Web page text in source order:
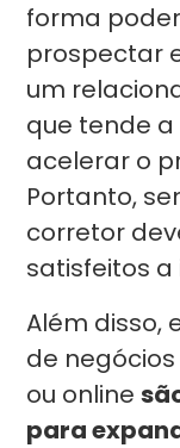
forma
prospectar
um
que tende a
acelerar o
Portanto,
corretor
satisfeitos
Além disso,
de
ou online
para